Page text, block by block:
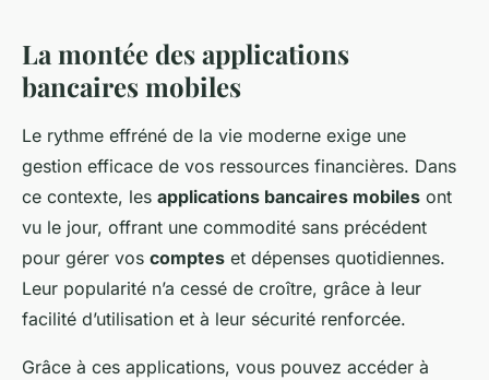
La montée des applications
bancaires mobiles
Le rythme effréné de la vie moderne exige une
gestion efficace de vos ressources financières. Dans
ce contexte, les applications bancaires mobiles ont
vu le jour, offrant une commodité sans précédent
pour gérer vos comptes et dépenses quotidiennes.
Leur popularité n’a cessé de croître, grâce à leur
facilité d’utilisation et à leur sécurité renforcée.
Grâce à ces applications, vous pouvez accéder à